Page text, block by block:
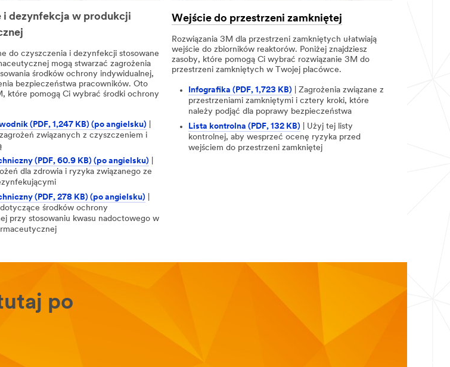
i dezynfekcja w produkcji
do czyszczenia i dezynfekcji stosowane
mogą stwarzać zagrożenia
środków ochrony indywidualnej,
bezpieczeństwa pracowników. Oto
które pomogą Ci wybrać środki ochrony
(PDF, 1,247 KB) (po angielsku)|
związanych z czyszczeniem i
(PDF, 60.9 KB) (po angielsku)|
dla zdrowia i ryzyka związanego ze
(PDF, 278 KB) (po angielsku)|
środków ochrony
przy stosowaniu kwasu nadoctowego w
Wejście do przestrzeni zamkniętej
Rozwiązania 3M dla przestrzeni zamkniętych ułatwiają
wejście do zbiorników reaktorów. Poniżej znajdziesz
zasoby, które pomogą Ci wybrać rozwiązanie 3M do
przestrzeni zamkniętych w Twojej placówce.
Infografika (PDF, 1,723 KB)| Zagrożenia związane z
przestrzeniami zamkniętymi i cztery kroki, które
należy podjąć dla poprawy bezpieczeństwa
Lista kontrolna (PDF, 132 KB)| Użyj tej listy
kontrolnej, aby wesprzeć ocenę ryzyka przed
wejściem do przestrzeni zamkniętej
po